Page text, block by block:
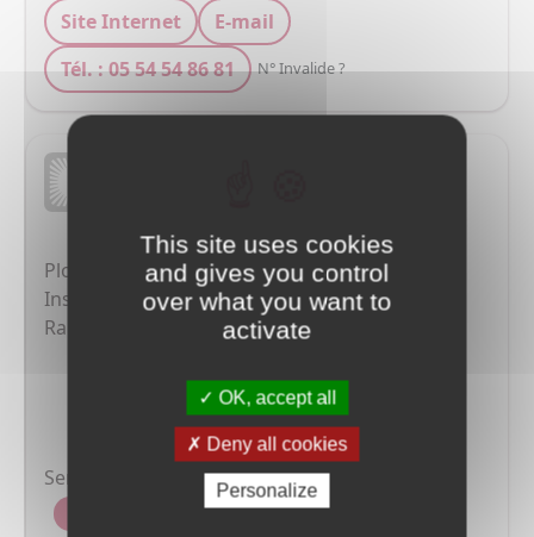
Site Internet
E-mail
Tél. : 05 54 54 86 81
N° Invalide ?
Plomberie-Chauffage-Sanitaire-Climatisation
Installation,entretien,dépannage
Ramonage -Energie solaire -Pompesà chaleurs
Services proposés :
ramonage - gaz
This site uses cookies
and gives you control
over what you want to
activate
OK, accept all
Deny all cookies
Personalize